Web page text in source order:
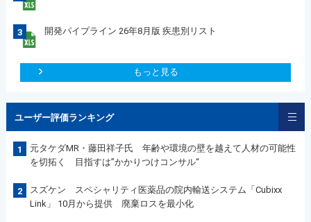
3 開発パイプライン 26年8月版 疾患別リスト
もっと見る
ユーザー評価ランキング
1
元タケダMR・藤田祥子氏 年齢や環境の壁を越えて人材の可能性
を切拓く 目指すは”かかりつけコンサル“
2
スズケン スペシャリティ医薬品の院内輸送システム「Cubixx
Link」 10月から提供 廃棄ロスを最小化